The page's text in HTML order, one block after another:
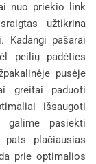
nuo priekio link
užtikrina
Kadangi pašarai
peilių padėties
pusėje
greitai paduoti
išsaugoti
galime pasiekti
plačiausias
prie optimalios